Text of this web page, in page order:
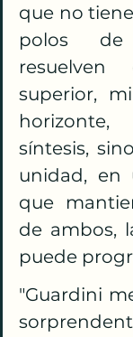
que no
polos
superior,
síntesis,
unidad, en
que
de ambos,
puede
"Guardini